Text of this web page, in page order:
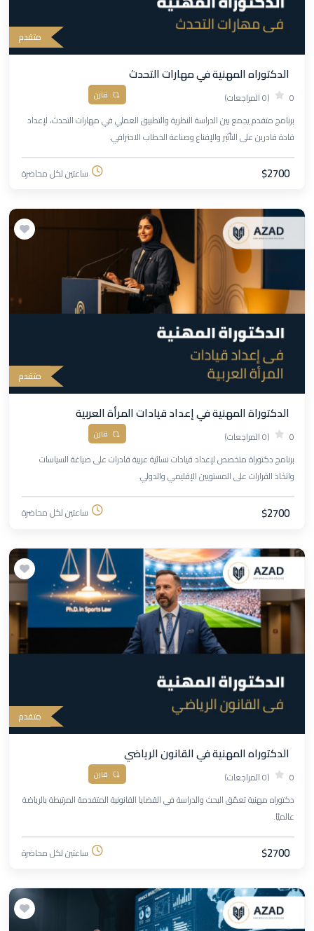
متقدم
الدكتوراه المهنية في مهارات التحدث
0 (0 المراجعات) قارن
برنامج متقدم يجمع بين الدراسة النظرية والتطبيق العملي في مهارات التحدث، لإعداد
قادة قادرين على التأثير والإقناع وصناعة الخطاب الاحترافي.
$2700 ساعتين لكل محاضرة
متقدم
الدكتوراة المهنية في إعداد قيادات المرأة العربية
0 (0 المراجعات) قارن
برنامج دكتوراة متخصص لإعداد قيادات نسائية عربية قادرات على صياغة السياسات
واتخاذ القرارات على المستويين الإقليمي والدولي.
$2700 ساعتين لكل محاضرة
متقدم
الدكتوراه المهنية في القانون الرياضي
0 (0 المراجعات) قارن
دكتوراه مهنية تعمّق البحث والدراسة في القضايا القانونية المتقدمة المرتبطة بالرياضة
عالميًا.
$2700 ساعتين لكل محاضرة